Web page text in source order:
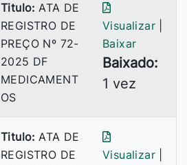
Titulo: ATA DE
REGISTRO DE
PREÇO Nº 72-
2025 DF
MEDICAMENT
OS
Visualizar
Baixar
Baixado:
1 vez
Titulo: ATA DE
REGISTRO DE
Visualizar